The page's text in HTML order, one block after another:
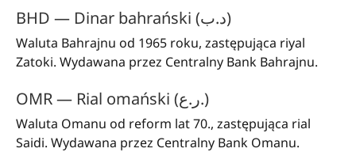
BHD — Dinar bahrański (د.ب)
Waluta Bahrajnu od 1965 roku, zastępująca riyal
Zatoki. Wydawana przez Centralny Bank Bahrajnu.
OMR — Rial omański (ر.ع.)
Waluta Omanu od reform lat 70., zastępująca rial
Saidi. Wydawana przez Centralny Bank Omanu.